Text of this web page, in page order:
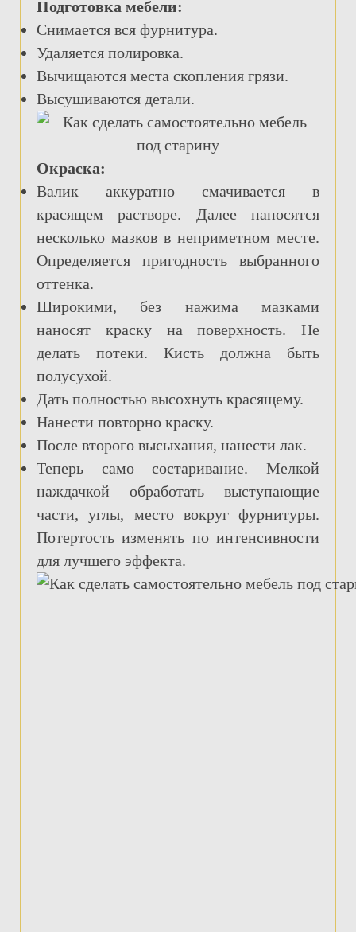
Подготовка мебели:
Снимается вся фурнитура.
Удаляется полировка.
Вычищаются места скопления грязи.
Высушиваются детали.
Окраска:
Валик аккуратно смачивается в
красящем растворе. Далее наносятся
несколько мазков в неприметном месте.
Определяется пригодность выбранного
оттенка.
Широкими, без нажима мазками
наносят краску на поверхность. Не
делать потеки. Кисть должна быть
полусухой.
Дать полностью высохнуть красящему.
Нанести повторно краску.
После второго высыхания, нанести лак.
Теперь само состаривание. Мелкой
наждачкой обработать выступающие
части, углы, место вокруг фурнитуры.
Потертость изменять по интенсивности
для лучшего эффекта.